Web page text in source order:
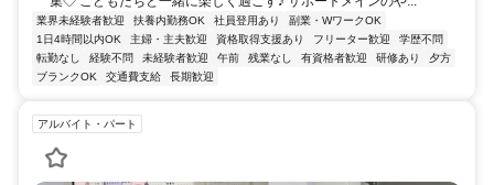
業界未経験者歓迎 扶養内勤務OK 社員登用あり
副業・WワークOK
1日4時間以内OK
主婦・主夫歓迎 資格取得支援あり フリーター歓迎
学歴不問
転勤なし
経験不問 未経験者歓迎 午前 残業なし 有資格者歓迎 研修あり
夕方
ブランクOK
交通費支給 長期歓迎
アルバイト・パート